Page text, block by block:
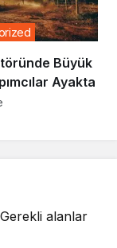
Büyük
Ayakta
Gerekli alanlar